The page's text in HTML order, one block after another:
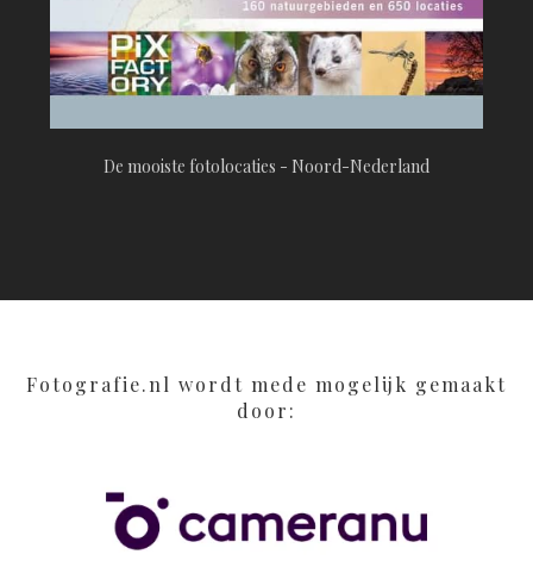
De mooiste fotolocaties - Noord-Nederland
Fotografie.nl wordt mede mogelijk gemaakt
door: